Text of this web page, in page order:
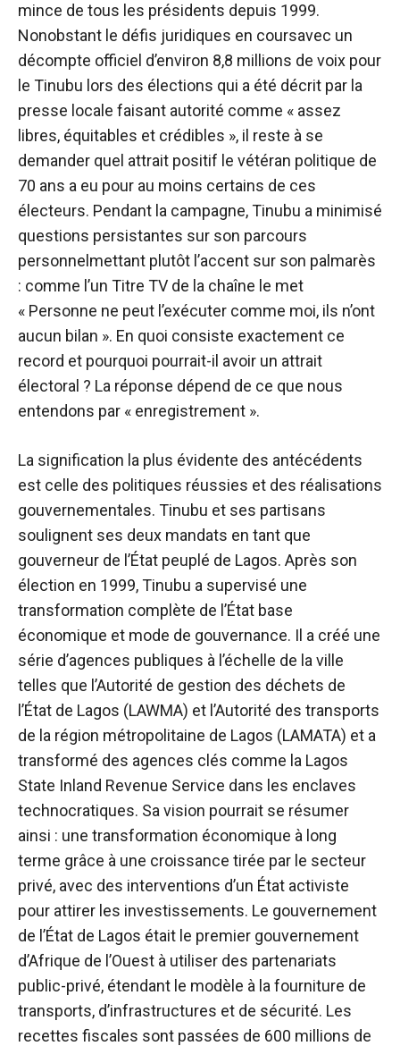
mince de tous les présidents depuis 1999.
Nonobstant le défis juridiques en coursavec un
décompte officiel d’environ 8,8 millions de voix pour
le Tinubu lors des élections qui a été décrit par la
presse locale faisant autorité comme « assez
libres, équitables et crédibles », il reste à se
demander quel attrait positif le vétéran politique de
70 ans a eu pour au moins certains de ces
électeurs. Pendant la campagne, Tinubu a minimisé
questions persistantes sur son parcours
personnel mettant plutôt l’accent sur son palmarès
: comme l’un Titre TV de la chaîne le met
« Personne ne peut l’exécuter comme moi, ils n’ont
aucun bilan ». En quoi consiste exactement ce
record et pourquoi pourrait-il avoir un attrait
électoral ? La réponse dépend de ce que nous
entendons par « enregistrement ».
La signification la plus évidente des antécédents
est celle des politiques réussies et des réalisations
gouvernementales. Tinubu et ses partisans
soulignent ses deux mandats en tant que
gouverneur de l’État peuplé de Lagos. Après son
élection en 1999, Tinubu a supervisé une
transformation complète de l’État base
économique et mode de gouvernance. Il a créé une
série d’agences publiques à l’échelle de la ville
telles que l’Autorité de gestion des déchets de
l’État de Lagos (LAWMA) et l’Autorité des transports
de la région métropolitaine de Lagos (LAMATA) et a
transformé des agences clés comme la Lagos
State Inland Revenue Service dans les enclaves
technocratiques. Sa vision pourrait se résumer
ainsi : une transformation économique à long
terme grâce à une croissance tirée par le secteur
privé, avec des interventions d’un État activiste
pour attirer les investissements. Le gouvernement
de l’État de Lagos était le premier gouvernement
d’Afrique de l’Ouest à utiliser des partenariats
public-privé, étendant le modèle à la fourniture de
transports, d’infrastructures et de sécurité. Les
recettes fiscales sont passées de 600 millions de